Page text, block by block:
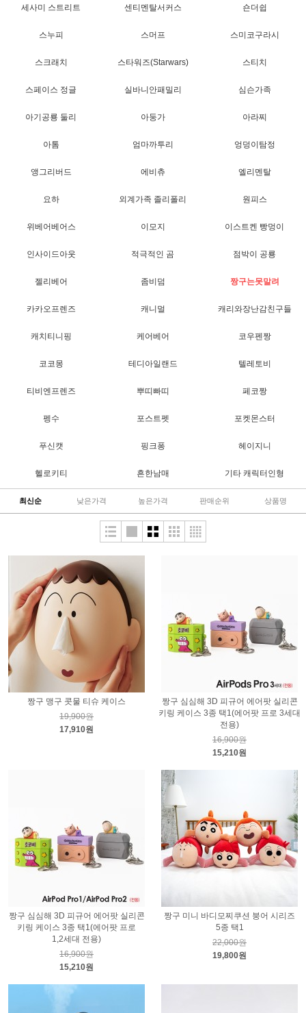
세사미 스트리트 센티멘탈서커스 숀더쉽
스누피 스머프 스미코구라시
스크래치 스타워즈(Starwars) 스티치
스페이스 정글 실바니안패밀리 심슨가족
아기공룡 둘리 아둥가 아라찌
아톰 엄마까투리 엉덩이탐정
앵그리버드 에비츄 엘리멘탈
요하 외계가족 졸리폴리 원피스
위베어베어스 이모지 이스트켄 빵멍이
인사이드아웃 적극적인 곰 점박이 공룡
젤리베어 좀비덤 짱구는못말려
카카오프렌즈 캐니멀 캐리와장난감친구들
캐치티니핑 케어베어 코우펜짱
코코몽 테디아일랜드 텔레토비
티비엔프렌즈 뿌띠빠띠 페코짱
펭수 포스트펫 포켓몬스터
푸신캣 핑크퐁 헤이지니
헬로키티 흔한남매 기타 캐릭터인형
최신순 낮은가격 높은가격 판매순위 상품명
짱구 맹구 콧물 티슈 케이스
19,900원
17,910원
짱구 심심해 3D 피규어 에어팟 실리콘
키링 케이스 3종 택1(에어팟 프로 3세대
전용)
16,900원
15,210원
짱구 심심해 3D 피규어 에어팟 실리콘
키링 케이스 3종 택1(에어팟 프로
1,2세대 전용)
16,900원
15,210원
짱구 미니 바디모찌쿠션 붕어 시리즈
5종 택1
22,000원
19,800원